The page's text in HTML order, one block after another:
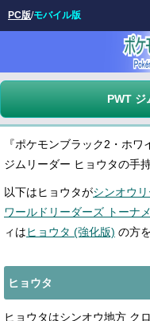
PWT ジ
『ポケモンブラック2・ホワ
ジムリーダー ヒョウタの手
以下はヒョウタがシンオウ
ワールドリーダーズ トーナ
ィはヒョウタ (強化版) の方
ヒョウタ
ヒョウタはシンオウ地方 ク
PC版/モバイル版